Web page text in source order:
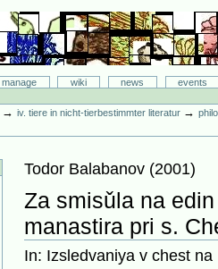
manage wiki news
events
→iv. tiere in nicht-tierbestimmter literatur →
Todor Balabanov (2001)
Za smisǔla na
manastira pri s.
In: Izsledvaniya v chest